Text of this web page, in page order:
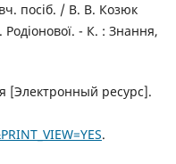
посіб. / В. В. Козюк
- К. : Знання,
[Электронный ресурс].
.